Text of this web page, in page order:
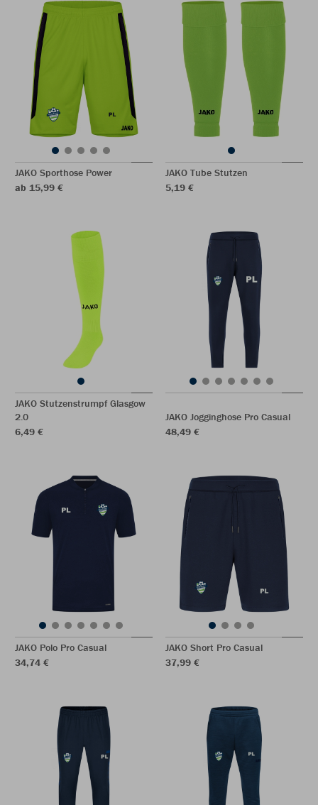
JAKO Sporthose Power
ab 15,99 €
JAKO Tube Stutzen
5,19 €
JAKO Stutzenstrumpf Glasgow
2.0
6,49 €
JAKO Jogginghose Pro Casual
48,49 €
JAKO Polo Pro Casual
34,74 €
JAKO Short Pro Casual
37,99 €